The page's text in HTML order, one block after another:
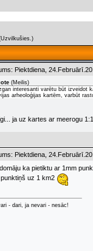
Piektdiena,
(Meilis)
interesanti varētu būt izveidot
arheoloģijas kartēm, varbūt
ja uz kartes ar meerogu
Piektdiena,
ka pietiktu ar 1mm
uz 1 km2
- dari, ja nevari - nesāc!